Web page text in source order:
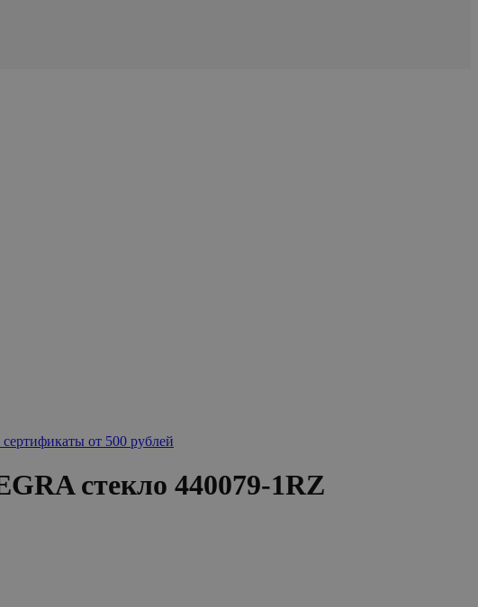
от 500 рублей
стекло 440079-1RZ